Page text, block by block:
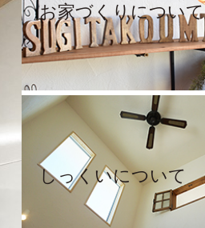
お家づくりについて
しっくいについて